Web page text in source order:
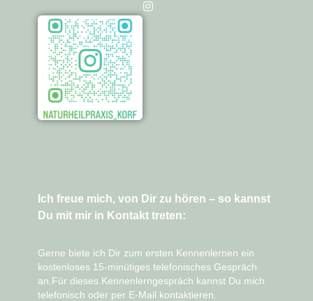
Ich freue mich, von Dir zu hören – so kannst
Du mit mir in Kontakt treten:
Gerne biete ich Dir zum ersten Kennenlernen ein
kostenloses 15-minütiges telefonisches Gespräch
an.Für dieses Kennenlerngespräch kannst Du mich
telefonisch oder per E-Mail kontaktieren.